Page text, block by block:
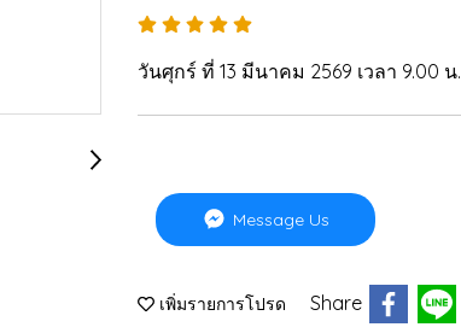
วันศุกร์ ที่ 13 มีนาคม 2569 เวลา 9.00 น
Message Us
เพิ่มรายการโปรด Share